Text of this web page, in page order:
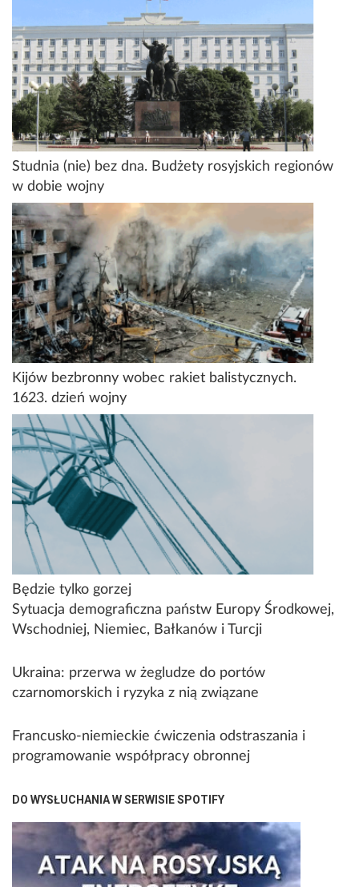
Studnia (nie) bez dna. Budżety rosyjskich regionów
w dobie wojny
Kijów bezbronny wobec rakiet balistycznych.
1623. dzień wojny
Będzie tylko gorzej
Sytuacja demograficzna państw Europy Środkowej,
Wschodniej, Niemiec, Bałkanów i Turcji
Ukraina: przerwa w żegludze do portów
czarnomorskich i ryzyka z nią związane
Francusko-niemieckie ćwiczenia odstraszania i
programowanie współpracy obronnej
DO WYSŁUCHANIA W SERWISIE SPOTIFY